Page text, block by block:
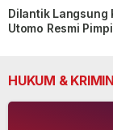
Dilantik Langsung
Utomo Resmi
HUKUM &